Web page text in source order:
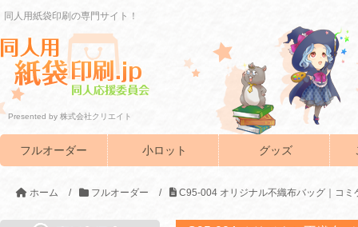
同人用紙袋印刷の専門サイト！
Presented by 株式会社クリエイト
フルオーダー 小ロット グッズ
ホーム / フルオーダー / C95-004 オリジナル不織布バッグ｜コミ